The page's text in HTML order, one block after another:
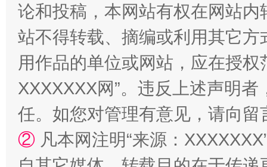
国家大学科技园优化重塑工作
论和投稿，本网站有权在网站
站不得转载、摘编或利用其它
用作品的单位或网站，应在授
XXXXXXX网”。违反上述声明
任。如您对管理有意见，请向
② 凡本网注明“来源：